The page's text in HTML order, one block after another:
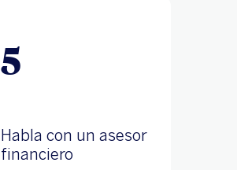
5
Habla con un asesor
financiero